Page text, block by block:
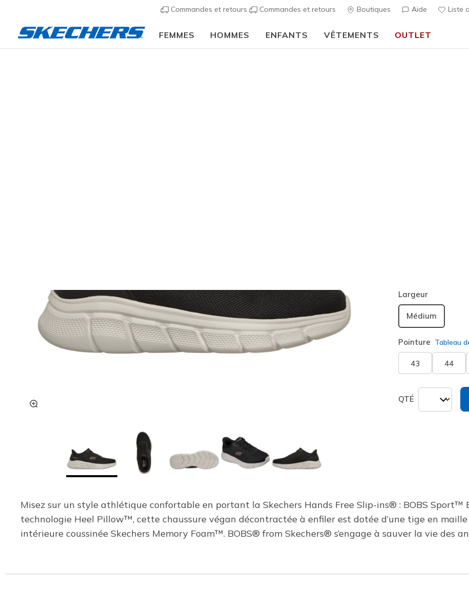
Commandes et retours Commandes et retours Boutiques Aide Liste
FEMMES HOMMES ENFANTS VÊTEMENTS OUTLET
Largeur
Médium
Pointure Tableau
43 44
QTÉ
Misez sur un style athlétique confortable en portant la Skechers Hands Free Slip-ins® : BOBS Sport™
technologie Heel Pillow™, cette chaussure végan décontractée à enfiler est dotée d’une tige en
intérieure coussinée Skechers Memory Foam™. BOBS® from Skechers® s’engage à sauver la vie des